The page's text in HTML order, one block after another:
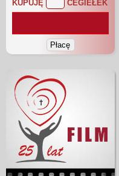
KUPUJĘ CEGIEŁEK